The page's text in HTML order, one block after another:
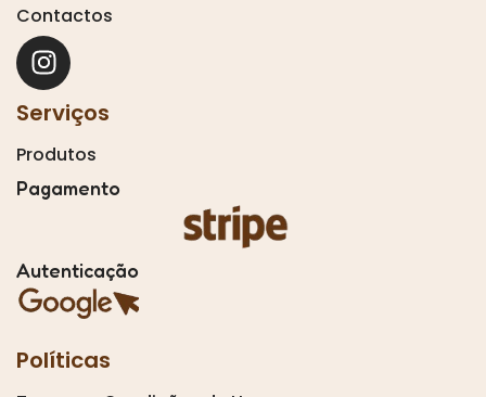
Contactos
Serviços
Produtos
Pagamento
Autenticação
Políticas